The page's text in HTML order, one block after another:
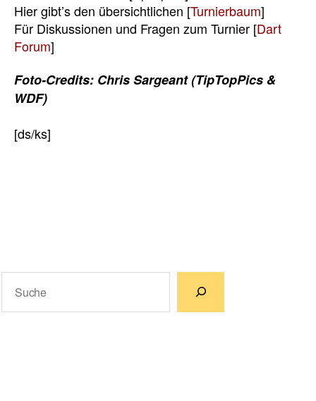
Hier gibt’s den übersichtlichen [Turnierbaum]
Für Diskussionen und Fragen zum Turnier [Dart
Forum]
Foto-Credits: Chris Sargeant (TipTopPics &
WDF)
[ds/ks]